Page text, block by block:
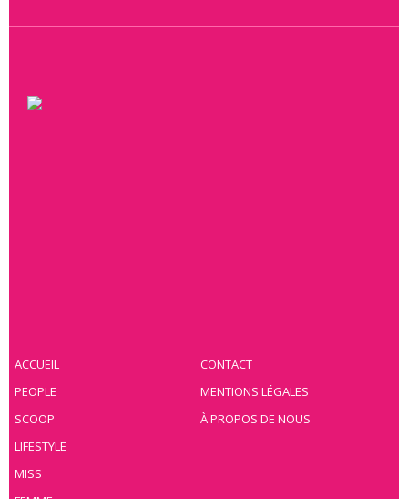
ACCUEIL
PEOPLE
SCOOP
LIFESTYLE
MISS
CONTACT
MENTIONS LÉGALES
À PROPOS DE NOUS